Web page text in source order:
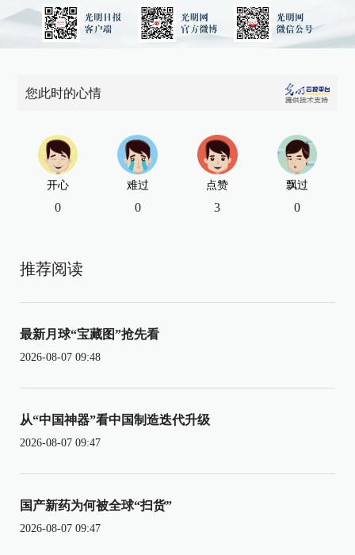
您此时的心情
开心
0
难过
0
点赞
3
飘过
0
推荐阅读
最新月球“宝藏图”抢先看
2026-08-07 09:48
从“中国神器”看中国制造迭代升级
2026-08-07 09:47
国产新药为何被全球“扫货”
2026-08-07 09:47